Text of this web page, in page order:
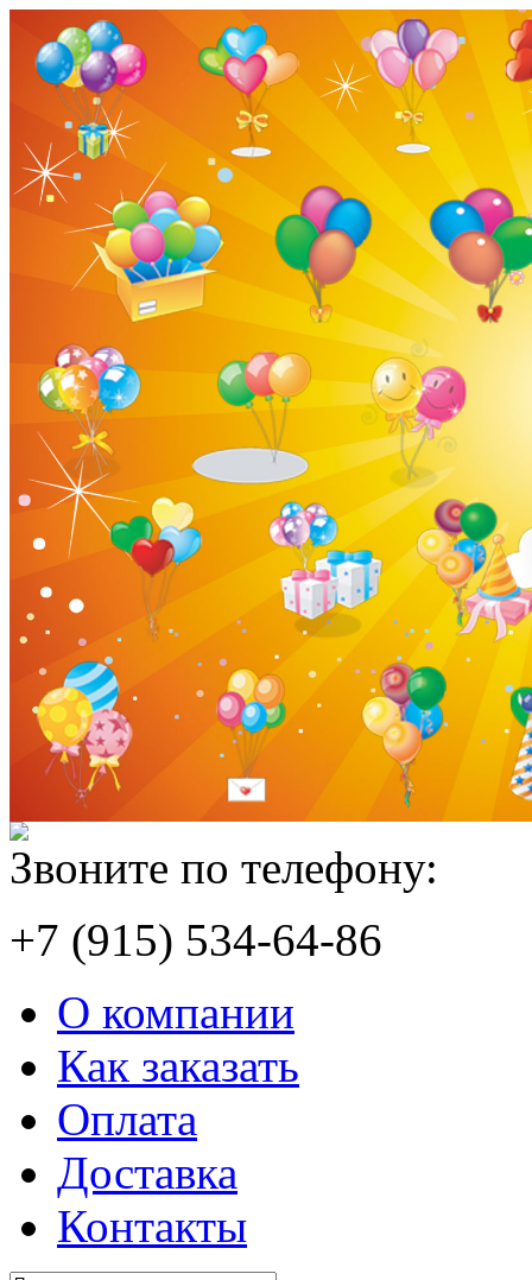
Звоните по телефону:
+7 (915) 534-64-86
О компании
Как заказать
Оплата
Доставка
Контакты